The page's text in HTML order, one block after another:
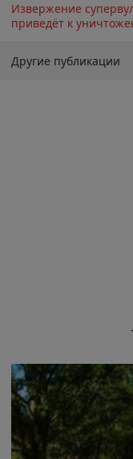
Извержение
приведёт к
Другие публикации